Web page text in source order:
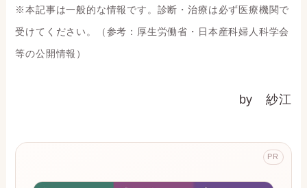
※本記事は一般的な情報です。診断・治療は必ず医療機関で
受けてください。（参考：厚生労働省・日本産科婦人科学会
等の公開情報）
by 紗江
PR